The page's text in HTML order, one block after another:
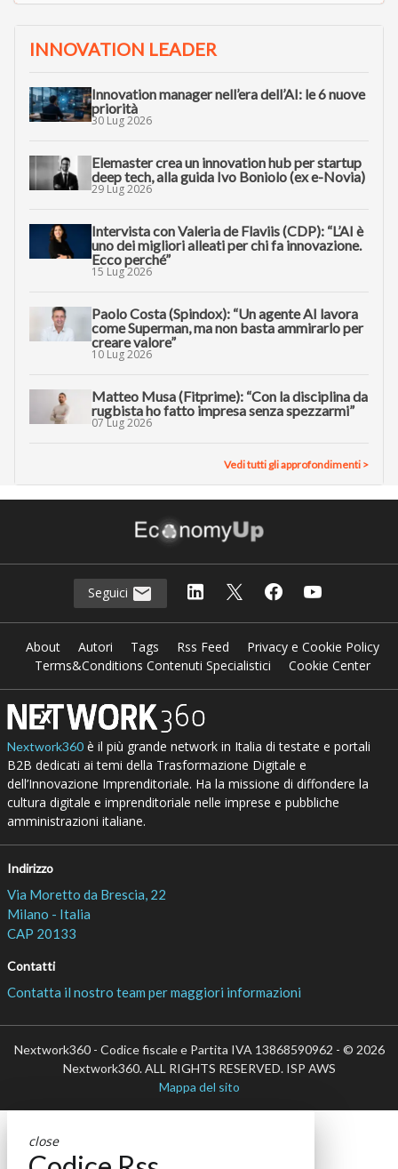
INNOVATION LEADER
Innovation manager nell’era dell’AI: le 6 nuove
priorità
30 Lug 2026
Elemaster crea un innovation hub per startup
deep tech, alla guida Ivo Boniolo (ex e-Novia)
29 Lug 2026
Intervista con Valeria de Flaviis (CDP): “L’AI è
uno dei migliori alleati per chi fa innovazione.
Ecco perché”
15 Lug 2026
Paolo Costa (Spindox): “Un agente AI lavora
come Superman, ma non basta ammirarlo per
creare valore”
10 Lug 2026
Matteo Musa (Fitprime): “Con la disciplina da
rugbista ho fatto impresa senza spezzarmi”
07 Lug 2026
Vedi tutti gli approfondimenti >
Seguici
About Autori Tags Rss Feed
Privacy e Cookie Policy
Terms&Conditions Contenuti Specialistici
Cookie Center
Nextwork360è il più grande network in Italia di testate e portali
B2B dedicati ai temi della Trasformazione Digitale e
dell’Innovazione Imprenditoriale. Ha la missione di diffondere la
cultura digitale e imprenditoriale nelle imprese e pubbliche
amministrazioni italiane.
Indirizzo
Via Moretto da Brescia, 22
Milano - Italia
CAP 20133
Contatti
Contatta il nostro team per maggiori informazioni
Nextwork360 - Codice fiscale e Partita IVA 13868590962 - © 2026
Nextwork360. ALL RIGHTS RESERVED. ISP AWS
Mappa del sito
close